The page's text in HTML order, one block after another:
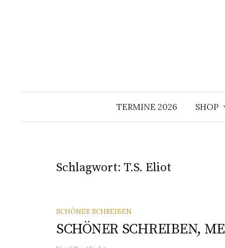
TERMINE 2026 SHOP
Schlagwort: T.S. Eliot
SCHÖNER SCHREIBEN
SCHÖNER SCHREIBEN,